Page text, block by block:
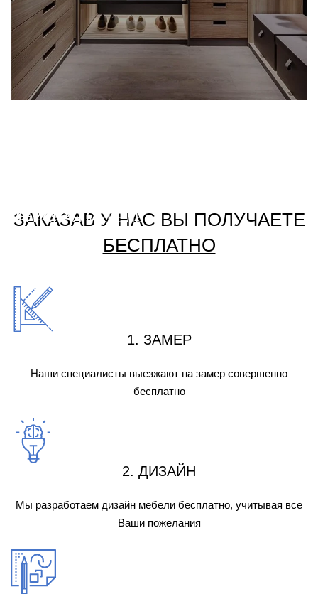
Подробнее
ОФИСНАЯ МЕБЕЛЬ
ЗАКАЗАВ У НАС ВЫ ПОЛУЧАЕТЕ
БЕСПЛАТНО
1. ЗАМЕР
Наши специалисты выезжают на замер совершенно
бесплатно
2. ДИЗАЙН
Мы разработаем дизайн мебели бесплатно, учитывая все
Ваши пожелания